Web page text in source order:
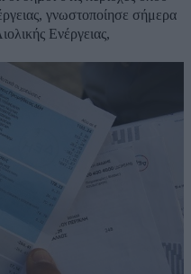
γνωστοποίησε σήμερα
Ενέργειας,